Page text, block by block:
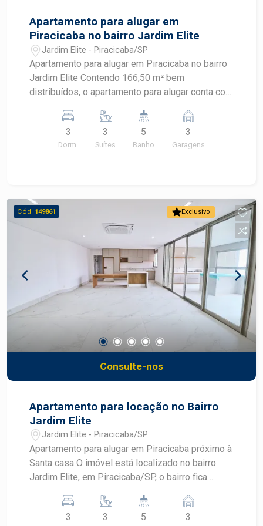
Apartamento para alugar em
Piracicaba no bairro Jardim Elite
Jardim Elite - Piracicaba/SP
Apartamento para alugar em Piracicaba no bairro
Jardim Elite Contendo 166,50 m² bem
distribuídos, o apartamento para alugar conta com
privativa. - Acabamentos de Luxo: Pisos de
porcelanato, bancadas de mármore e armários
planejados em todos os ambientes. - Cozinha
Gourmet: Ampla, com churrasqueira e vista
panorâmica, ideal para momentos de lazer e
confraternização. - Lazer Completo: Desfrute de
todas as comodidades que o The Gardens
oferece, incluindo piscina aquecida, academia de
alta performance, salão de festas, playground,
quadra poliesportiva e muito mais. - Segurança e
Conveniência: Portaria 24 horas, sistema de
monitoramento por câmeras, e 3 vagas de
garagem cobertas.OPORTUNIDADE
3
Dorm.
3
Suítes
5
Banho
3
Garagens
Exclusivo
Cód. 149861
Consulte-nos
Apartamento para locação no Bairro
Jardim Elite
Jardim Elite - Piracicaba/SP
Apartamento para alugar em Piracicaba próximo à
Santa casa O imóvel está localizado no bairro
Jardim Elite, em Piracicaba/SP, o bairro fica
para alugar conta com: Ampla sala integrada com
a cozinha, 3 dormitórios com armários
3 3 5 3